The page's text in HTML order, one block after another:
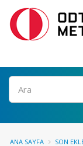
Ara
ANA SAYFA SON